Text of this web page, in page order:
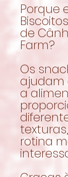
Porque
de
Farm?
Os
ajudam
a
rotina